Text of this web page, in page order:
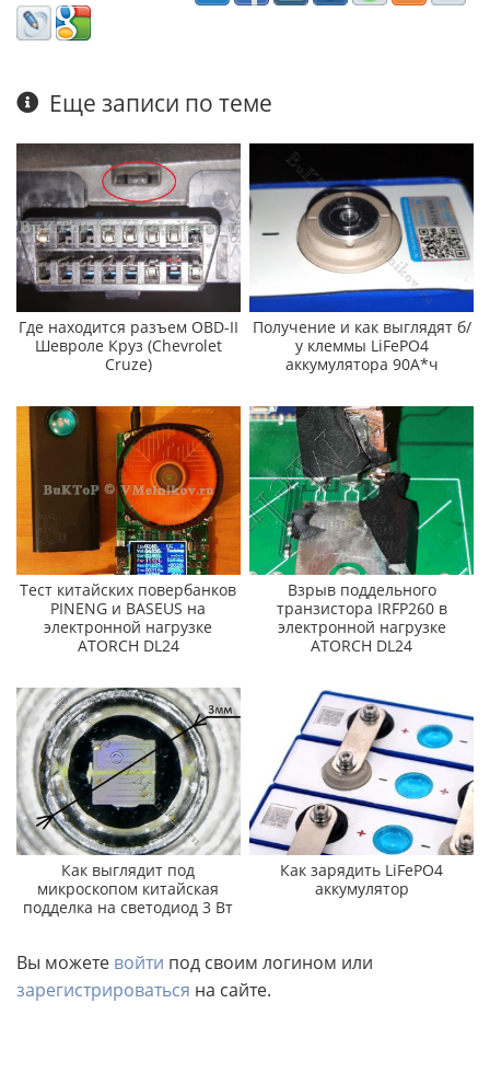
Еще записи по теме
Где находится разъем OBD-II
Шевроле Круз (Chevrolet
Cruze)
Получение и как выглядят б/
у клеммы LiFePO4
аккумулятора 90А*ч
Тест китайских повербанков
PINENG и BASEUS на
электронной нагрузке
ATORCH DL24
Взрыв поддельного
транзистора IRFP260 в
электронной нагрузке
ATORCH DL24
Как выглядит под
микроскопом китайская
подделка на светодиод 3 Вт
Как зарядить LiFePO4
аккумулятор
Вы можете войти под своим логином или
зарегистрироваться на сайте.